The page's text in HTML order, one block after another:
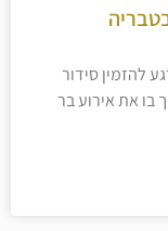
להזמין סידור
בו את אירוע בר